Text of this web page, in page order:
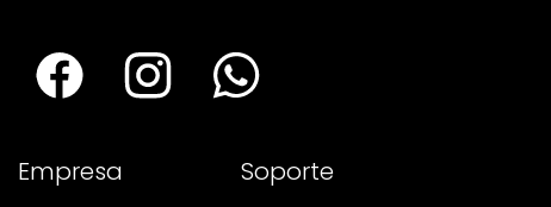
Empresa Soporte